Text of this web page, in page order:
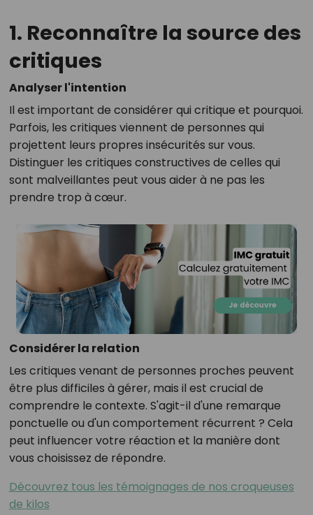
1. Reconnaître la source des
critiques
Analyser l'intention
Il est important de considérer qui critique et pourquoi.
Parfois, les critiques viennent de personnes qui
projettent leurs propres insécurités sur vous.
Distinguer les critiques constructives de celles qui
sont malveillantes peut vous aider à ne pas les
prendre trop à cœur.
Considérer la relation
Les critiques venant de personnes proches peuvent
être plus difficiles à gérer, mais il est crucial de
comprendre le contexte. S'agit-il d'une remarque
ponctuelle ou d'un comportement récurrent ? Cela
peut influencer votre réaction et la manière dont
vous choisissez de répondre.
Découvrez tous les témoignages de nos croqueuses
de kilos